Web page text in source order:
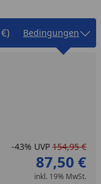
Bedingungen
eins erhöhen
-43% UVP 154,95 €
87,50 €
inkl. 19% MwSt.